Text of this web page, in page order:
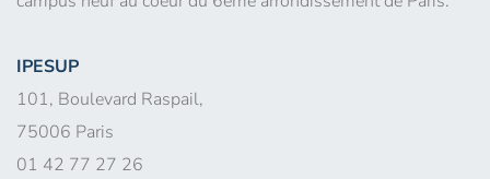
IPESUP
101, Boulevard Raspail,
75006 Paris
01 42 77 27 26